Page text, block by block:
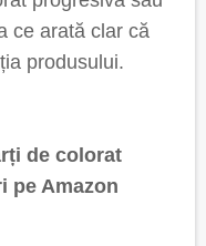
ce arată clar că
produsului.
de colorat
pe Amazon